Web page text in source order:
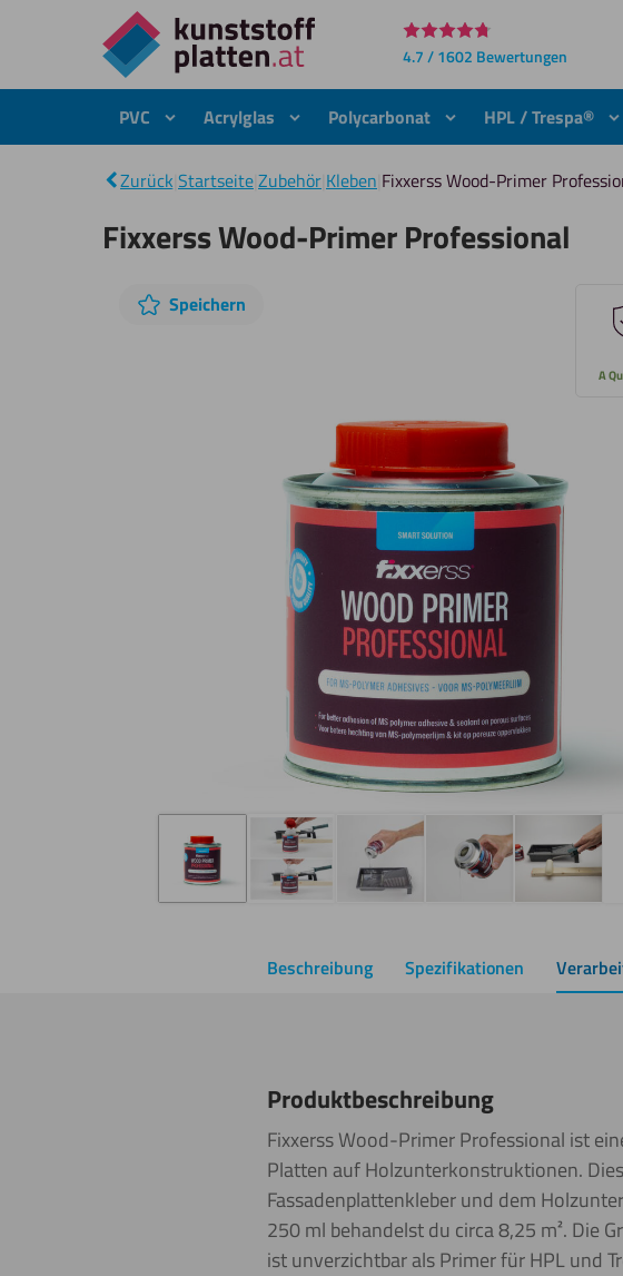
Direkt
zum
4.7 / 1602 Bewertungen
PVC Acrylglas Polycarbonat HPL / Trespa®
Zurück StartseiteZubehör Kleben Fixxerss Wood-Primer
Fixxerss Wood-Primer Professional
Diashow
Speichern
A
Beschreibung Spezifikationen
Produktbeschreibung
Fixxerss Wood-Primer Professional ist
Platten auf Holzunterkonstruktionen.
Fassadenplattenkleber und dem
250 ml behandelst du circa 8,25 m². Die
ist unverzichtbar als Primer für HPL und